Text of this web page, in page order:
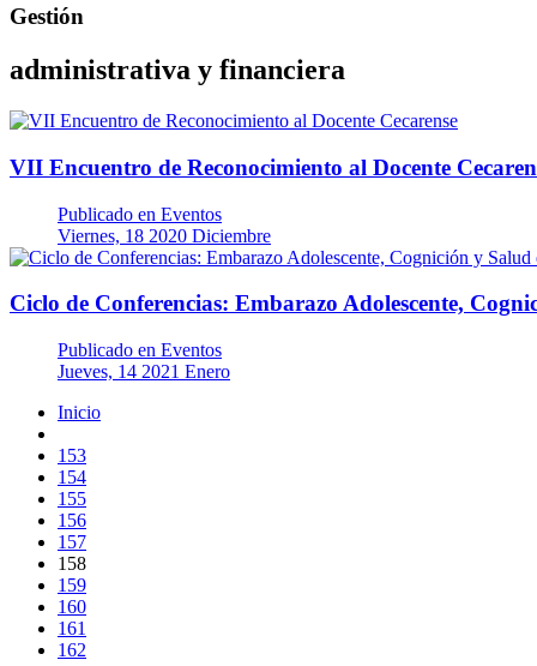
Gestión
administrativa y financiera
VII Encuentro de Reconocimiento al Docente
Publicado en Eventos
Viernes, 18 2020 Diciembre
Ciclo de Conferencias: Embarazo Adolescente,
Publicado en Eventos
Jueves, 14 2021 Enero
Inicio
153
154
155
156
157
158
159
160
161
162